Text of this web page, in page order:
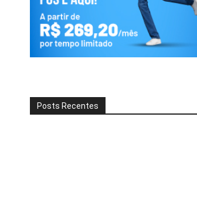
Posts Recentes